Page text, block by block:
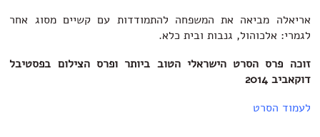
אריאלה מביאה את המשפחה להתמודדות עם קשיים מסוג אחר
לגמרי: אלכוהול, גנבות ובית כלא.
זוכה פרס הסרט הישראלי הטוב ביותר ופרס הצילום בפסטיבל
דוקאביב 2014
לעמוד הסרט